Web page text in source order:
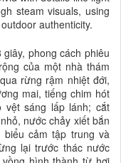
steam visuals, using
authenticity.
phong cách phiêu
của một nhà thám
rừng rậm nhiệt đới,
mai, tiếng chim hót
vệt sáng lấp lánh; cắt
nước chảy xiết bắn
cảm tập trung và
lại trước thác nước